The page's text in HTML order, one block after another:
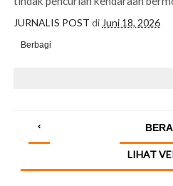
JURNALIS POST di Juni 18, 2026
Berbagi
‹
LIHAT